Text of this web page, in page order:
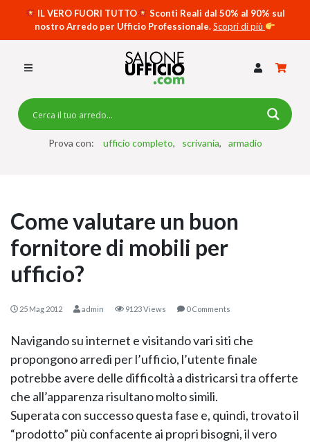
IL VERO FUORI TUTTO
Sconti Reali dal 50% al 90% sul
nostro Arredo per Ufficio Professionale.Scopri di più
Prova con: ufficio completo scrivania armadio
SCRIVANIE SPECIAL DESK
CASSETTIERE
RECEPTION
TAVOLI RIUNIONE
Come valutare un buon
fornitore di mobili per
ufficio?
25 Mag 2012 admin 9123 Views 0 Comments
Navigando su internet e visitando vari siti che
propongono arredi per l’ufficio, l’utente finale
potrebbe avere delle difficoltà a districarsi tra offerte
che all’apparenza risultano molto simili.
Superata con successo questa fase e, quindi, trovato il
“prodotto” più confacente ai propri bisogni, il vero